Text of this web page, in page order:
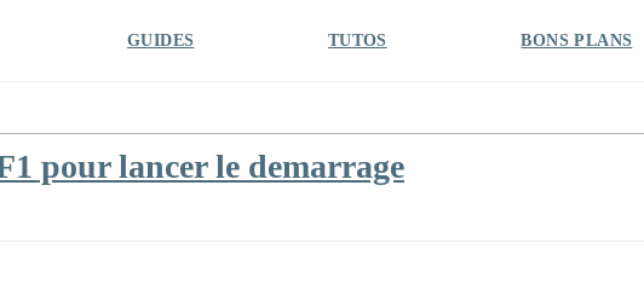
GUIDES TUTOS BONS PLANS
pour lancer le demarrage